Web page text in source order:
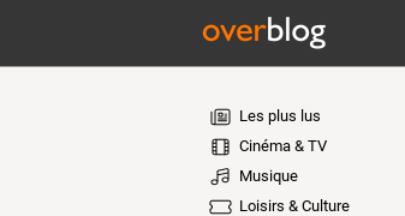
Les plus lus
Cinéma & TV
Musique
Loisirs & Culture